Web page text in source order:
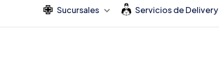
Sucursales Servicios de Delivery